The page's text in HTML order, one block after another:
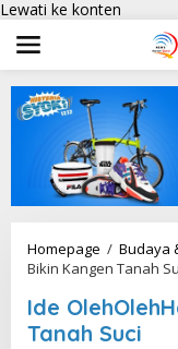
Lewati ke konten
Homepage / Budaya
Bikin Kangen Tanah
Ide
Tanah Suci